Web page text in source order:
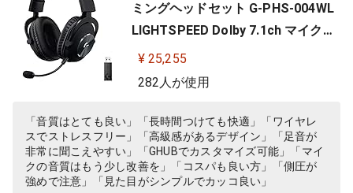
ミングヘッドセット G-PHS-004WL
LIGHTSPEED Dolby 7.1ch マイク付
き 20時間連続使用可能 軽量 充電式
PS5 PS4 PC ゲーミング ヘッドセッ
004 ブラック 国内正規品 【 ファイ
ナルファンタジー XIV 推奨モ…
¥ 25,255
282人が使用
「音質はとても良い」「長時間つけても快適」「ワイヤレ
スでストレスフリー」「高級感があるデザイン」「足音が
非常に聞こえやすい」「GHUBでカスタマイズ可能」「マイ
クの音質はもう少し改善を」「コスパも良い方」「側圧が
強めで注意」「見た目がシンプルでカッコ良い」